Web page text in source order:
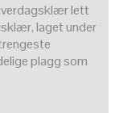
lett
laget under
plagg som